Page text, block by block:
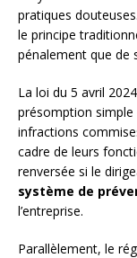
pratiques
le principe
pénalement que de
La loi du 5 avril
présomption simple
infractions
cadre de leurs
renversée si le
système de
l’entreprise.
Parallèlement, le